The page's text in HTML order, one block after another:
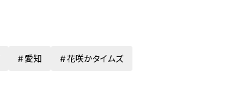
愛知 花咲かタイムズ